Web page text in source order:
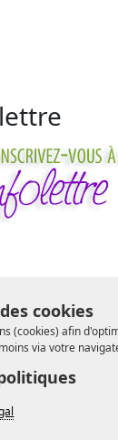
cookies
(cookies) afin
via votre